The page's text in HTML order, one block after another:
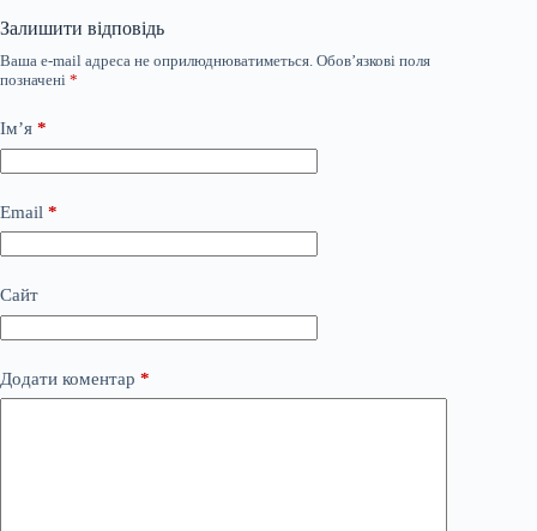
Залишити відповідь
Ваша e-mail адреса не оприлюднюватиметься. Обов’язкові поля
позначені *
Ім’я *
Email *
Сайт
Додати коментар *